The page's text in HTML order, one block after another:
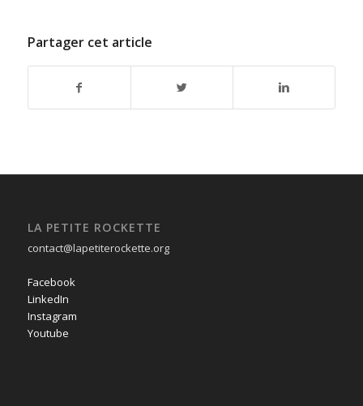
Partager cet article
LA PETITE ROCKETTE
contact@lapetiterockette.org
Facebook
LinkedIn
Instagram
Youtube